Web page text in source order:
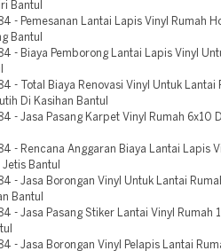
Bantul
- Pemesanan Lantai Lapis Vinyl Rumah
Bantul
- Biaya Pemborong Lantai Lapis Vinyl
- Total Biaya Renovasi Vinyl Untuk Lantai
Di Kasihan Bantul
- Jasa Pasang Karpet Vinyl Rumah 6x10
- Rencana Anggaran Biaya Lantai Lapis
Bantul
- Jasa Borongan Vinyl Untuk Lantai
Bantul
- Jasa Pasang Stiker Lantai Vinyl Rumah
- Jasa Borongan Vinyl Pelapis Lantai